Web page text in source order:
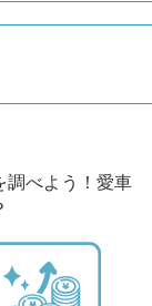
調べよう！愛車